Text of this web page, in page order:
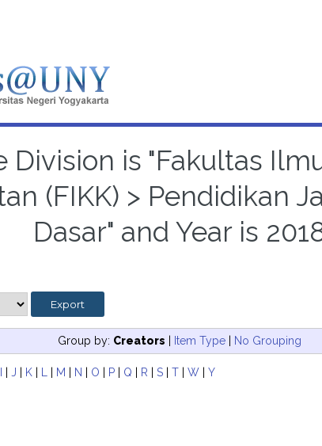
Division is "Fakultas
(FIKK) > Pendidikan
Dasar" and Year is
Group by: Creators | Item Type | No Grouping
I | J | K | L | M | N | O | P | Q | R |S |T |W |Y